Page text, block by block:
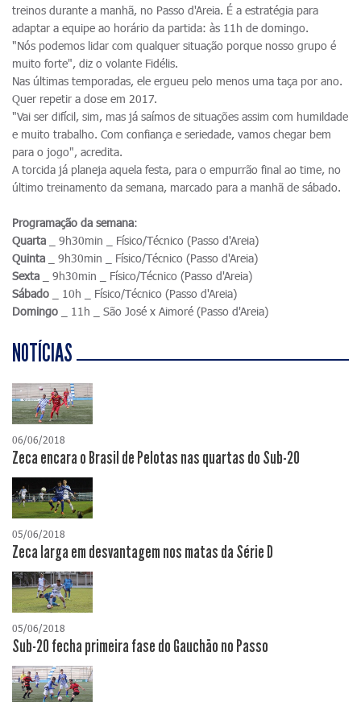
treinos durante a manhã, no Passo d'Areia. É a estratégia para
adaptar a equipe ao horário da partida: às 11h de domingo.
"Nós podemos lidar com qualquer situação porque nosso grupo é
muito forte", diz o volante Fidélis.
Nas últimas temporadas, ele ergueu pelo menos uma taça por ano.
Quer repetir a dose em 2017.
"Vai ser difícil, sim, mas já saímos de situações assim com humildade
e muito trabalho. Com confiança e seriedade, vamos chegar bem
para o jogo", acredita.
A torcida já planeja aquela festa, para o empurrão final ao time, no
último treinamento da semana, marcado para a manhã de sábado.
Programação da semana:
Quarta _ 9h30min _ Físico/Técnico (Passo d'Areia)
Quinta _ 9h30min _ Físico/Técnico (Passo d'Areia)
Sexta _ 9h30min _ Físico/Técnico (Passo d'Areia)
Sábado _ 10h _ Físico/Técnico (Passo d'Areia)
Domingo _ 11h _ São José x Aimoré (Passo d'Areia)
NOTÍCIAS
06/06/2018
Zeca encara o Brasil de Pelotas nas quartas do Sub-20
05/06/2018
Zeca larga em desvantagem nos matas da Série D
05/06/2018
Sub-20 fecha primeira fase do Gauchão no Passo